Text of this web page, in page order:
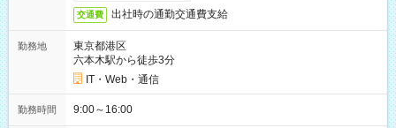
交通費 出社時の通勤交通費支給
勤務地
東京都港区
六本木駅から徒歩3分
IT・Web・通信
勤務時間 9:00～16:00